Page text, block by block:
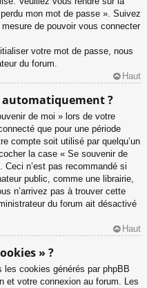
mon mot de passe ». Suivez
de pouvoir vous connecter
votre mot de passe, nous
du forum.
Haut
automatiquement ?
de moi » lors de votre
que pour une période
compte soit utilisé par quelqu’un
la case « Se souvenir de
n’est pas recommandé si
public, comme une librairie,
n’arrivez pas à trouver cette
du forum ait désactivé
Haut
» ?
les cookies générés par phpBB
et votre connexion au forum. Les